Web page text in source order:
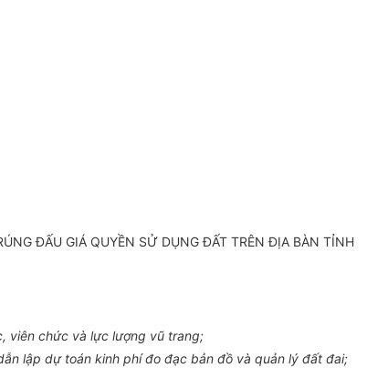
ĐẤU GIÁ QUYỀN SỬ DỤNG ĐẤT TRÊN ĐỊA BÀN TỈNH
viên chức và lực lượng vũ trang;
lập dự toán kinh phí đo đạc bản đồ và quản lý đất đai;